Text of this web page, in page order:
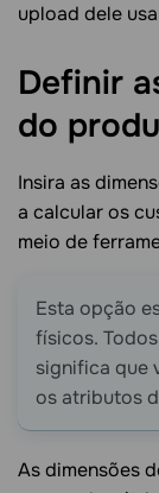
upload dele
Definir
do
Insira as
a calcular os
meio de
Esta opção
físicos.
significa que
os atributos
As dimensões